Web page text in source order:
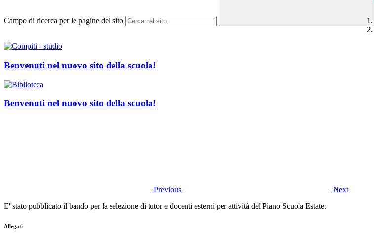
Campo di ricerca per le pagine del sito
Benvenuti nel nuovo sito della scuola!
Benvenuti nel nuovo sito della scuola!
Previous
Next
E' stato pubblicato il bando per la selezione di tutor e docenti esterni per attività del Piano Scuola Estate.
Allegati